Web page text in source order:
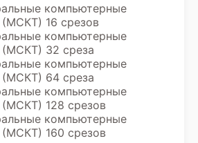
компьютерные
16 срезов
компьютерные
32 среза
компьютерные
64 среза
компьютерные
128 срезов
компьютерные
160 срезов